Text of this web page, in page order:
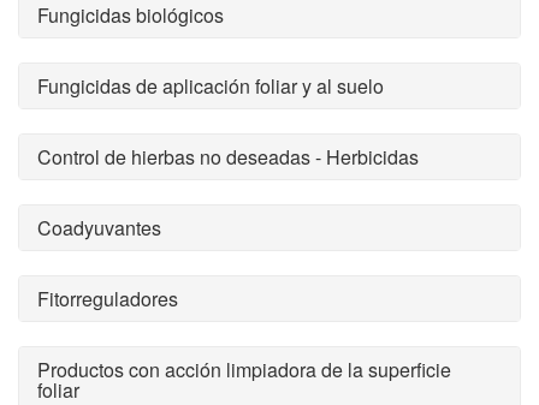
Fungicidas biológicos
Fungicidas de aplicación foliar y al suelo
Control de hierbas no deseadas - Herbicidas
Coadyuvantes
Fitorreguladores
Productos con acción limpiadora de la superficie
foliar